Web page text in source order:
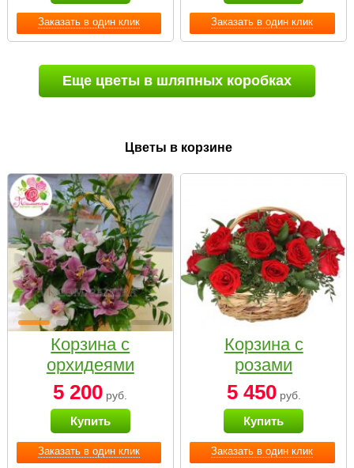
Заказать в один клик Заказать в один клик
Еще цветы в шляпных коробках
Цветы в корзине
Заказать в один клик
Корзина с
орхидеями
малая
5 200 руб.
Купить
Заказать в один клик
Корзина с
розами
«Красный
Париж»
5 450руб.
Купить